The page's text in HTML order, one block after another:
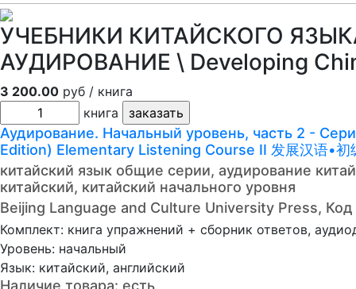
УЧЕБНИКИ КИТАЙСКОГО
АУДИРОВАНИЕ \ Developing
3 200.00 руб / книга
книга
Аудирование. Начальный уровень, часть 2 -
Edition) Elementary Listening Course II 发展汉语•初
китайский язык общие серии, аудирование
китайский, китайский начального уровня
Beijing Language and Culture University Press, Код
Комплект: книга упражнений + сборник ответов,
Уровень: начальный
Язык: китайский, английский
Наличие товара: есть